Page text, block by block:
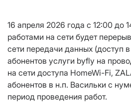
16 апреля 2026 года с 12:00 до
работами на сети будет
сети передачи данных (доступ
абонентов услуги byfly на
на сети доступа HomeWi-Fi,
абонентов в н.п. Васильки с
период проведения работ.